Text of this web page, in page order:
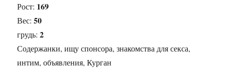
Рост: 169
Вес:50
грудь:2
Содержанки, ищу спонсора, знакомства для секса,
интим, объявления, Курган